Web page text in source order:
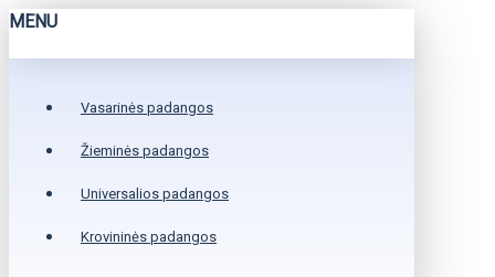
MENU
Vasarinės padangos
Žieminės padangos
Universalios padangos
Krovininės padangos